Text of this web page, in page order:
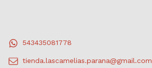
543435081778
tienda.lascamelias.parana@gmail.com